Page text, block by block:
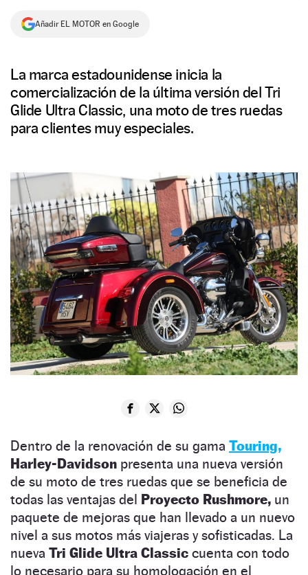
NEWSLETTER
Añadir EL MOTOR en Google
La marca estadounidense inicia la
comercialización de la última versión del Tri
Glide Ultra Classic, una moto de tres ruedas
para clientes muy especiales.
Dentro de la renovación de su gama Touring,
Harley-Davidson presenta una nueva versión
de su moto de tres ruedas que se beneficia de
todas las ventajas del Proyecto Rushmore, un
paquete de mejoras que han llevado a un nuevo
nivel a sus motos más viajeras y sofisticadas. La
nueva Tri Glide Ultra Classic cuenta con todo
lo necesario para su homologación en el